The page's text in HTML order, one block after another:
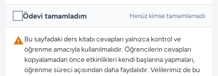
Ödevi tamamladım Henüz kimse tamamlamadı
Bu sayfadaki ders kitabı cevapları yalnızca kontrol ve
öğrenme amacıyla kullanılmalıdır. Öğrencilerin cevapları
kopyalamadan önce etkinlikleri kendi başlarına yapmaları,
öğrenme süreci açısından daha faydalıdır. Velilerimiz de bu